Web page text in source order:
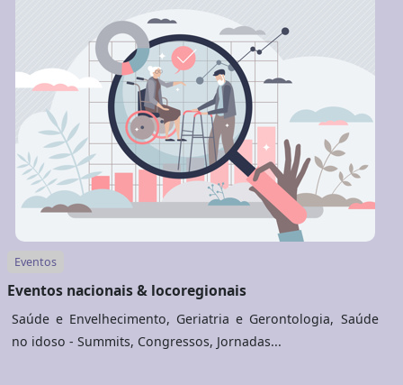
Eventos
Eventos nacionais & locoregionais
Saúde e Envelhecimento, Geriatria e Gerontologia, Saúde
no idoso - Summits, Congressos, Jornadas...